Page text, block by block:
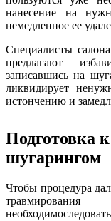
нанесение на
немедленное ее
Специалисты
предлагают
записавшись на
ликвидирует
истончению и
Подготовка
шугарингом
Чтобы процедура